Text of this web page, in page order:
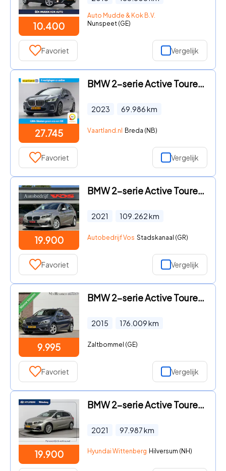
10.400
Auto Mudde & Kok B.V.
Nunspeet (GE)
Favoriet Vergelijk
27.745
BMW 2-serie Active Tourer - 218i M Sport Aut. [ Pano Leder HUD HarmanKardon ]
2023 69.986km
Vaartland.nl Breda (NB)
Favoriet Vergelijk
19.900
BMW 2-serie Active Tourer - 218i Business Edition | Navi Prof. | HUD | LED | Cruise
2021 109.262km
Autobedrijf Vos Stadskanaal (GR)
Favoriet Vergelijk
9.995
BMW 2-serie Active Tourer - 218i Automaat Stoelverwarming Trekhaak Afneembaar
2015 176.009km
Zaltbommel (GE)
Favoriet Vergelijk
19.900
BMW 2-serie Active Tourer - 225xe iPERFORMANCE HIGH EXECUTIVE | SCHUIF/KANTEL DAK | NAVI
2021 97.987km
Hyundai Wittenberg Hilversum (NH)